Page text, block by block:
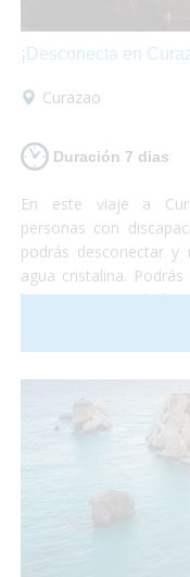
¡Desconecta en
Curazao
Duración 7 dias
En este viaje a
personas con
podrás desconectar y
agua cristalina.
hacer un curso de
otro montón de
discapacidad.